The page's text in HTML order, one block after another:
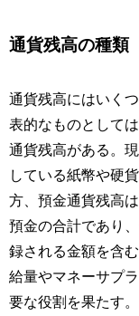
通貨残高の種類
通貨残高にはいく
表的なものとして
通貨残高がある。
している紙幣や硬
方、預金通貨残高
預金の合計であり
録される金額を含
給量やマネーサプ
要な役割を果たす。